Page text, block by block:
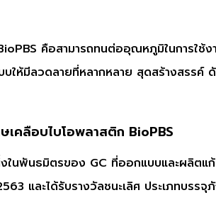
คือสามารถทนต่ออุณหภูมิในการใช้ง
ให้มีลวดลายที่หลากหลาย สุดสร้างสรรค์
คลือบไบโอพลาสติก BioPBS
นพันธมิตรของ GC ที่ออกแบบและผลิตแก้
และได้รับรางวัลชนะเลิศ ประเภทบร